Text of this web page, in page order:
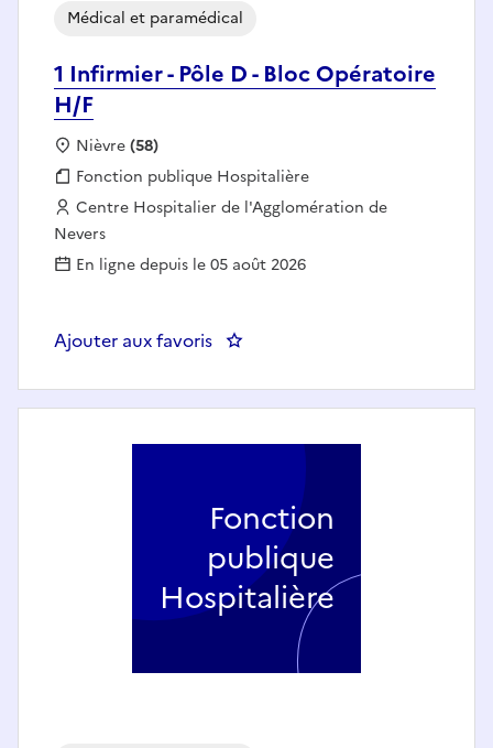
1 Infirmier - Pôle D - Bloc Opératoire
H/F
Médical et paramédical
Localisation :
Nièvre(58)
Fonction publique :
Fonction publique Hospitalière
Employeur :
Centre Hospitalier de l'Agglomération de
Nevers
En ligne depuis le 05 août 2026
Ajouter aux favoris : 1 Infirmier - Pôle D - Bloc
Fonction
publique
Hospitalière